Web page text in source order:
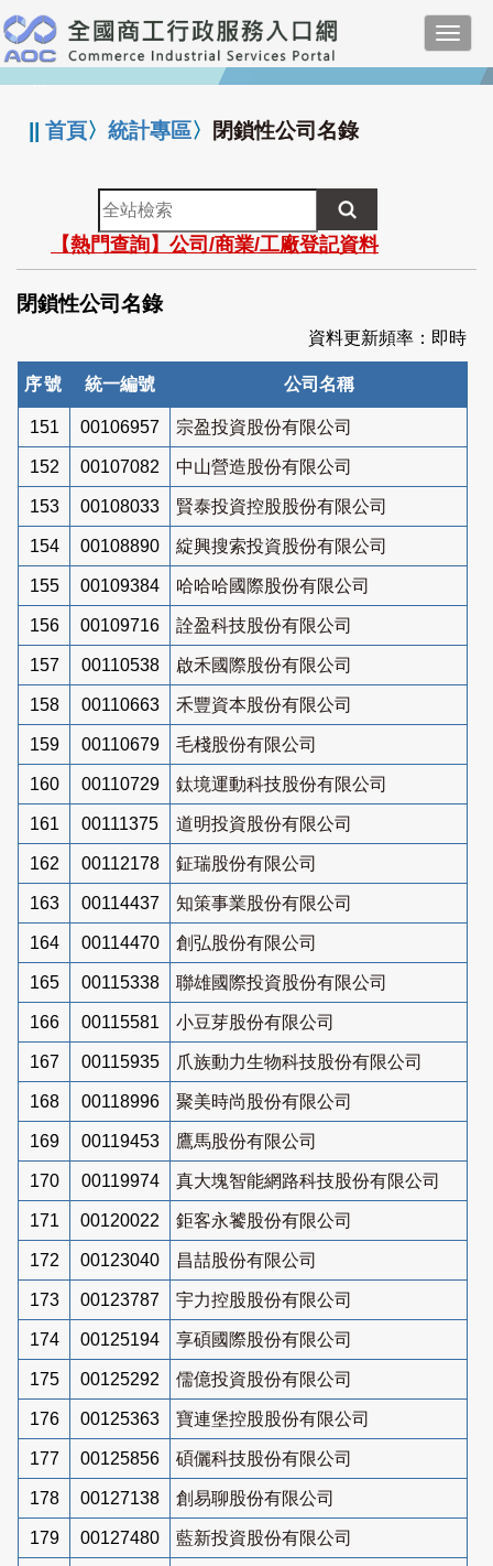
跳
到
主
要
:::
||首頁〉統計專區〉 閉鎖性公司名錄
全
站
檢
索
【熱門查詢】公司/商業/工廠登記資料
閉鎖性公司名錄
資料更新頻率：即時
序號 統一編號 公司名稱
151 00106957 宗盈投資股份有限公司
152 00107082 中山營造股份有限公司
153 00108033 賢泰投資控股股份有限公司
154 00108890 綻興搜索投資股份有限公司
155 00109384 哈哈哈國際股份有限公司
156 00109716 詮盈科技股份有限公司
157 00110538 啟禾國際股份有限公司
158 00110663 禾豐資本股份有限公司
159 00110679 毛棧股份有限公司
160 00110729 鈦境運動科技股份有限公司
161 00111375 道明投資股份有限公司
162 00112178 鉦瑞股份有限公司
163 00114437 知策事業股份有限公司
164 00114470 創弘股份有限公司
165 00115338 聯雄國際投資股份有限公司
166 00115581 小豆芽股份有限公司
167 00115935 爪族動力生物科技股份有限公司
168 00118996 聚美時尚股份有限公司
169 00119453 鷹馬股份有限公司
170 00119974 真大塊智能網路科技股份有限公司
171 00120022 鉅客永饕股份有限公司
172 00123040 昌喆股份有限公司
173 00123787 宇力控股股份有限公司
174 00125194 享碩國際股份有限公司
175 00125292 儒億投資股份有限公司
176 00125363 寶連堡控股股份有限公司
177 00125856 碩儷科技股份有限公司
178 00127138 創易聊股份有限公司
179 00127480 藍新投資股份有限公司